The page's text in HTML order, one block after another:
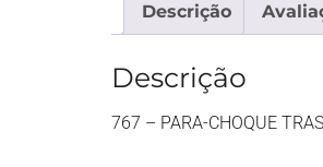
Descrição
Descrição
767 – PARA-CHOQUE